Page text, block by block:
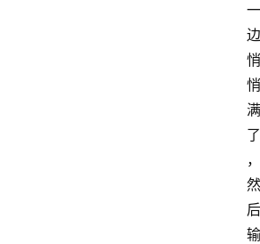
一
边
悄
悄
满
了
，
然
后
输